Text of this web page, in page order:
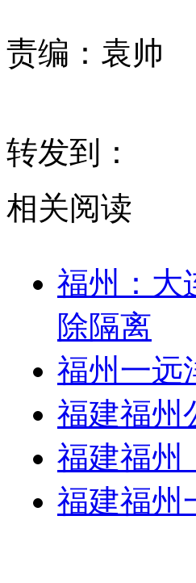
责编： 袁帅
转发到：
相关阅读
福州：大
除隔离
福州一远
福建福州
福建福州
福建福州